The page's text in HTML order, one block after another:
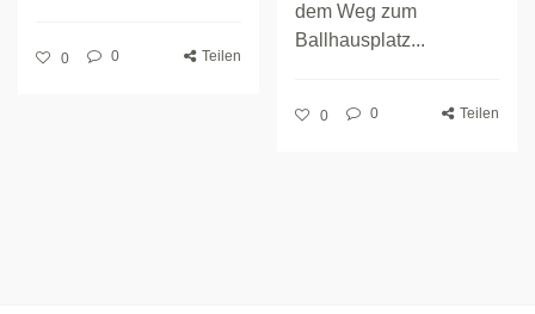
0 0 Teilen
dem Weg zum
Ballhausplatz...
0 0 Teilen